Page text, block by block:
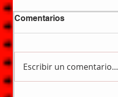
Comentarios
Escribir un comentario...